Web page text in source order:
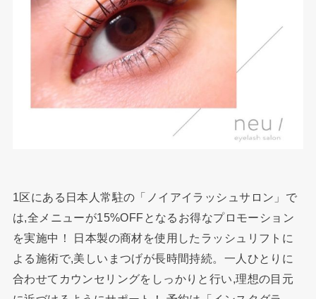
1区にある日本人常駐の「ノイアイラッシュサロン」で
は,全メニューが15%OFFとなるお得なプロモーション
を実施中！ 日本製の商材を使用したラッシュリフトに
よる施術で,美しいまつげが長時間持続。一人ひとりに
合わせてカウンセリングをしっかりと行い,理想の目元